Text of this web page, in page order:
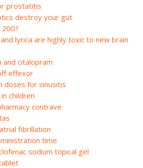
prostatitis
destroy your gut
lyrica are highly toxic to new brain
and citalopram
effexor
doses for sinusitis
children
contrave
fibrillation
time
sodium topical gel